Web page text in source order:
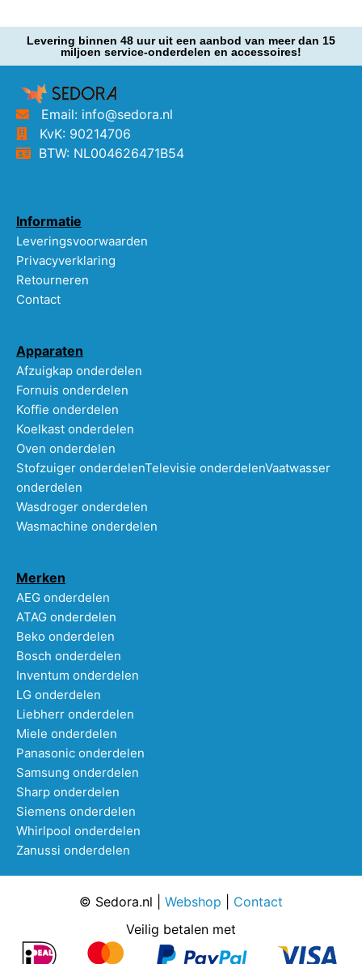
Levering binnen 48 uur uit een aanbod van meer dan 15
miljoen service-onderdelen en accessoires!
Email: info@sedora.nl
KvK: 90214706
BTW: NL004626471B54
Informatie
Leveringsvoorwaarden
Privacyverklaring
Retourneren
Contact
Apparaten
Afzuigkap onderdelen
Fornuis onderdelen
Koffie onderdelen
Koelkast onderdelen
Oven onderdelen
Stofzuiger onderdelenTelevisie onderdelenVaatwasser
onderdelen
Wasdroger onderdelen
Wasmachine onderdelen
Merken
AEG onderdelen
ATAG onderdelen
Beko onderdelen
Bosch onderdelen
Inventum onderdelen
LG onderdelen
Liebherr onderdelen
Miele onderdelen
Panasonic onderdelen
Samsung onderdelen
Sharp onderdelen
Siemens onderdelen
Whirlpool onderdelen
Zanussi onderdelen
© Sedora.nl | Webshop
Contact
Veilig betalen met